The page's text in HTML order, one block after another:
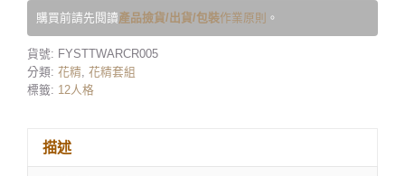
購買前請先閱讀產品撿貨/出貨/包裝作業原則 。
貨號: FYSTTWARCR005
分類: 花精 花精套組
標籤: 12人格
描述